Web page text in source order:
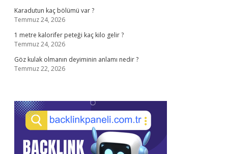
Karadutun kaç bölümü var ?
Temmuz 24, 2026
1 metre kalorifer peteği kaç kilo gelir ?
Temmuz 24, 2026
Göz kulak olmanın deyiminin anlamı nedir ?
Temmuz 22, 2026